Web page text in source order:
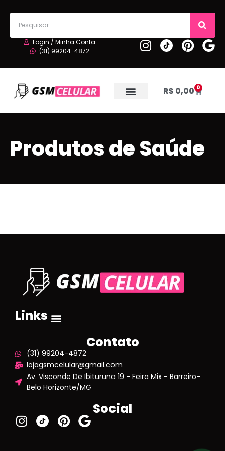
Login / Minha Conta
(31) 99204-4872
R$ 0,00 0
Produtos de Saúde
Links
Contato
(31) 99204-4872
lojagsmcelular@gmail.com
Av. Visconde De Ibituruna 19 - Feira Mix - Barreiro-
Belo Horizonte/MG
Social